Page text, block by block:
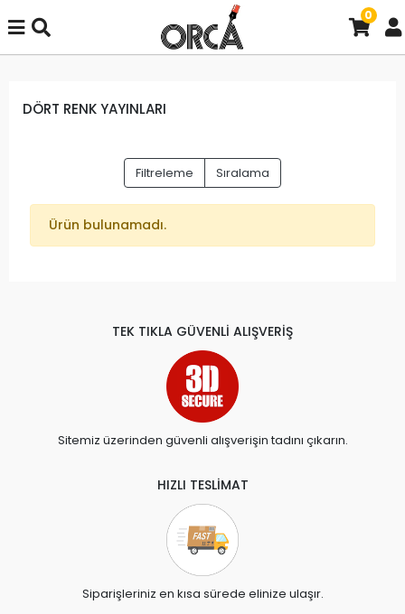
0
DÖRT RENK YAYINLARI
Filtreleme Sıralama
Ürün bulunamadı.
TEK TIKLA GÜVENLİ ALIŞVERİŞ
Sitemiz üzerinden güvenli alışverişin tadını çıkarın.
HIZLI TESLİMAT
Siparişleriniz en kısa sürede elinize ulaşır.